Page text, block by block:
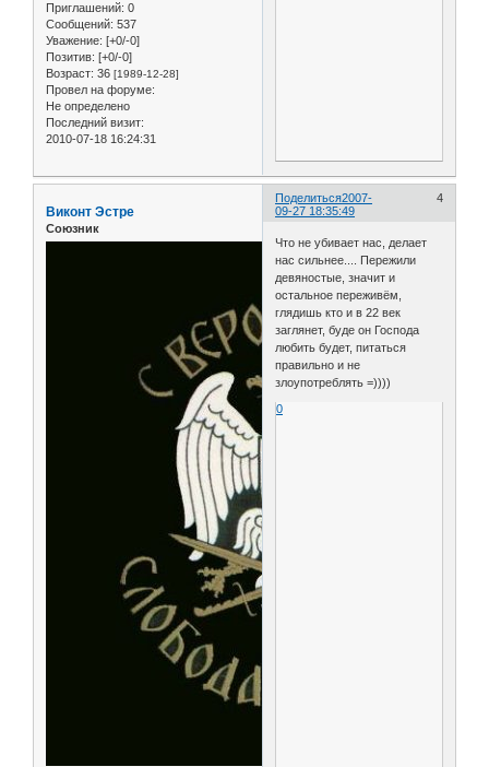
Приглашений: 0
Сообщений: 537
Уважение: [+0/-0]
Позитив: [+0/-0]
Возраст: 36 [1989-12-28]
Провел на форуме:
Не определено
Последний визит:
2010-07-18 16:24:31
Поделиться 4
2007-
09-27 18:35:49
Виконт Эстре
Союзник
Что не убивает нас, делает
нас сильнее.... Пережили
девяностые, значит и
остальное переживём,
глядишь кто и в 22 век
заглянет, буде он Господа
любить будет, питаться
правильно и не
злоупотреблять =))))
0